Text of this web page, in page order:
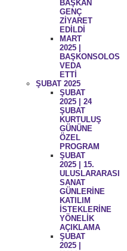
BAŞKAN
GENÇ
ZİYARET
EDİLDİ
MART
2025 |
BAŞKONSOLOS
VEDA
ETTİ
ŞUBAT 2025
ŞUBAT
2025 | 24
ŞUBAT
KURTULUŞ
GÜNÜNE
ÖZEL
PROGRAM
ŞUBAT
2025 | 15.
ULUSLARARASI
SANAT
GÜNLERİNE
KATILIM
İSTEKLERİNE
YÖNELİK
AÇIKLAMA
ŞUBAT
2025 |